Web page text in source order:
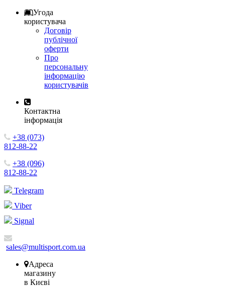
Угода
користувача
Договір
публічної
оферти
Про
персональну
інформацію
користувачів
Контактна
інформація
+38 (073)
812-88-22
+38 (096)
812-88-22
Telegram
Viber
Signal
sales@multisport.com.ua
Адреса
магазину
в Києві